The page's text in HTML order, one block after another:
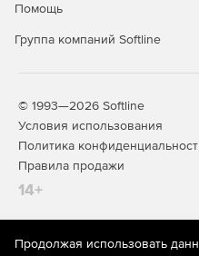
IP-телефония.
Дополнительные
Антивирус Kaspersky.
Антиспам Kaspersky.
Garnet Web Filter -
Помощь
Группа компаний Softline
© 1993—2026 Softline
Условия использования
Политика
Правила продажи
14+
Продолжая использовать